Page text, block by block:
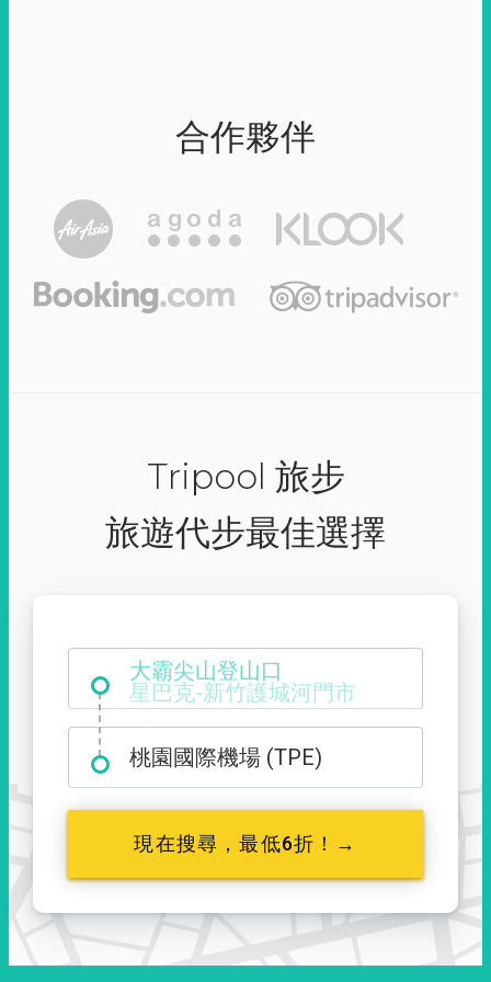
合作夥伴
Tripool 旅步
旅遊代步最佳選擇
大霸尖山登山口
桃園國際機場 (TPE)
現在搜尋，最低6折！→